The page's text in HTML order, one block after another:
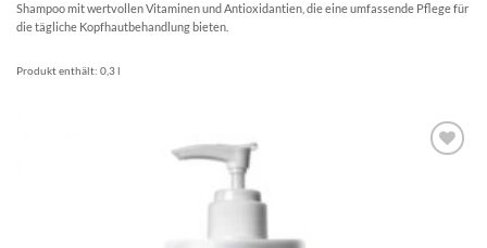
Shampoo mit wertvollen Vitaminen und Antioxidantien, die eine umfassende Pflege für
die tägliche Kopfhautbehandlung bieten.
Produkt enthält: 0,3l